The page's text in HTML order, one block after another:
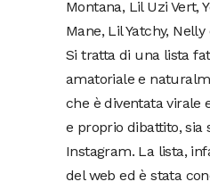
Montana, Lil Uzi Vert,
Mane, Lil Yatchy,
Si tratta di una lista
amatoriale e
che è diventata virale
e proprio dibattito, sia
Instagram. La lista,
del web ed è stata